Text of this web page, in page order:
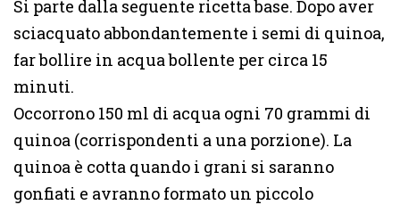
Si parte dalla seguente ricetta base. Dopo aver
sciacquato abbondantemente i semi di quinoa,
far bollire in acqua bollente per circa 15
minuti.
Occorrono 150 ml di acqua ogni 70 grammi di
quinoa (corrispondenti a una porzione). La
quinoa è cotta quando i grani si saranno
gonfiati e avranno formato un piccolo